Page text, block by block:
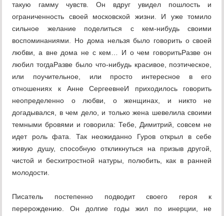
такую гамму чувств. Он вдруг увидел пошлость и
ограниченность своей московской жизни. И уже томило
сильное желание поделиться с кем-нибудь своими
воспоминаниями. Но дома нельзя было говорить о своей
любви, а вне дома не с кем… И о чем говоритьРазве он
любил тогдаРазве было что-нибудь красивое, поэтическое,
или поучительное, или просто интересное в его
отношениях к Анне СергеевнеИ приходилось говорить
неопределенно о любви, о женщинах, и никто не
догадывался, в чем дело, и только жена шевелила своими
темными бровями и говорила: Тебе, Димитрий, совсем не
идет роль фата. Так неожиданно Гуров открыл в себе
живую душу, способную откликнуться на призыв другой,
чистой и бесхитростной натуры, полюбить, как в ранней
молодости.
Писатель постепенно подводит своего героя к
перерождению. Он долгие годы жил по инерции, не